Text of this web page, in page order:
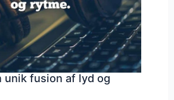
unik fusion af lyd og